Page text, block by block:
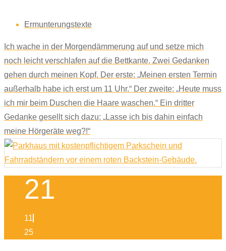
Ermunterungstexte
Ich wache in der Morgendämmerung auf und setze mich
noch leicht verschlafen auf die Bettkante. Zwei Gedanken
gehen durch meinen Kopf. Der erste: „Meinen ersten Termin
außerhalb habe ich erst um 11 Uhr.“ Der zweite: „Heute muss
ich mir beim Duschen die Haare waschen.“ Ein dritter
Gedanke gesellt sich dazu: „Lasse ich bis dahin einfach
meine Hörgeräte weg?!“
21
11
25